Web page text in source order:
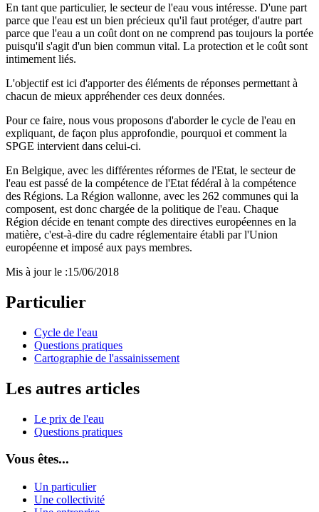
En tant que particulier, le secteur de l'eau vous intéresse. D'une part
parce que l'eau est un bien précieux qu'il faut protéger, d'autre part
parce que l'eau a un coût dont on ne comprend pas toujours la portée
puisqu'il s'agit d'un bien commun vital. La protection et le coût sont
intimement liés.
L'objectif est ici d'apporter des éléments de réponses permettant à
chacun de mieux appréhender ces deux données.
Pour ce faire, nous vous proposons d'aborder le cycle de l'eau en
expliquant, de façon plus approfondie, pourquoi et comment la
SPGE intervient dans celui-ci.
En Belgique, avec les différentes réformes de l'Etat, le secteur de
l'eau est passé de la compétence de l'Etat fédéral à la compétence
des Régions. La Région wallonne, avec les 262 communes qui la
composent, est donc chargée de la politique de l'eau. Chaque
Région décide en tenant compte des directives européennes en la
matière, c'est-à-dire du cadre réglementaire établi par l'Union
européenne et imposé aux pays membres.
Mis à jour le :15/06/2018
Particulier
Cycle de l'eau
Questions pratiques
Cartographie de l'assainissement
Les autres articles
Le prix de l'eau
Questions pratiques
Vous êtes...
Un particulier
Une collectivité